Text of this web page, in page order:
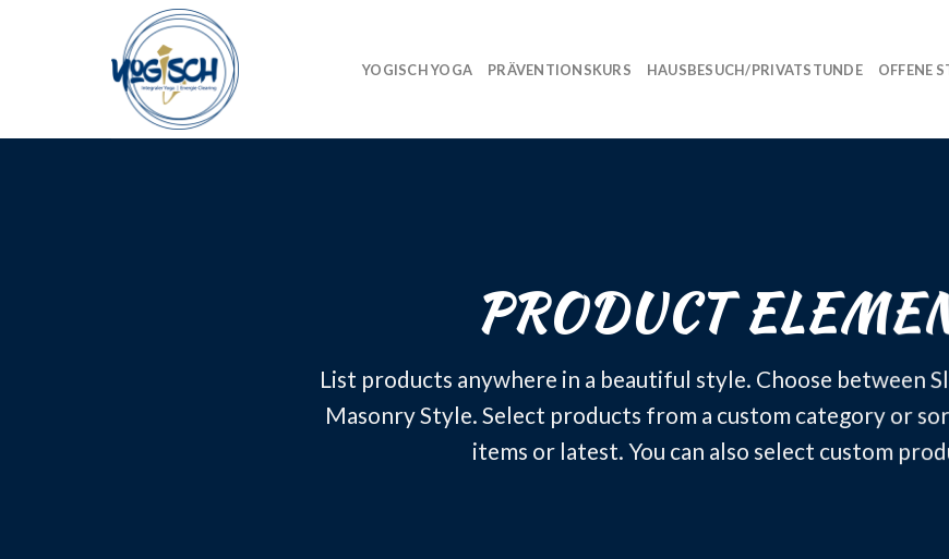
YOGISCH YOGA PRÄVENTIONSKURS HAUSBESUCH/PRIVATSTUNDE OFFENE
PRODUCT
List products anywhere in a beautiful style. Choose between
Masonry Style. Select products from a custom category or
items or latest. You can also select custom